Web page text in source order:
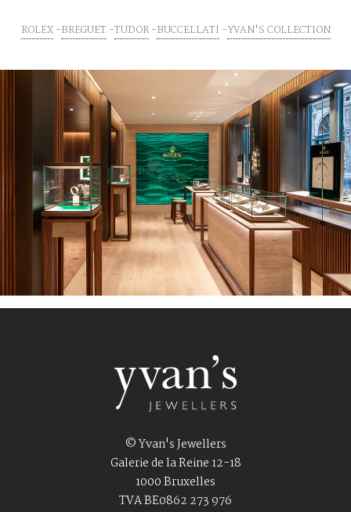
ROLEX BREGUET TUDOR BUCCELLATI YVAN'S COLLECTION
© Yvan's Jewellers
Galerie de la Reine 12-18
1000 Bruxelles
TVA BE0862 273 976